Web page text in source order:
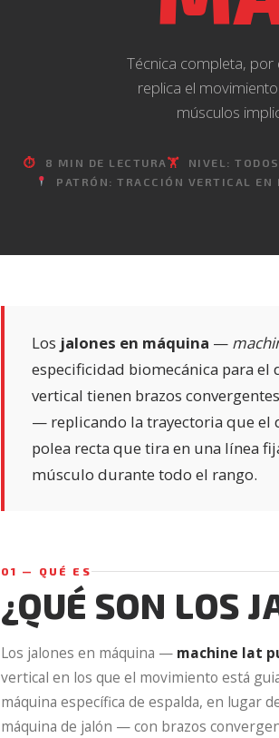
Técnica completa,
replica el
músculos
⏱ 8 MIN DE LECTURA🏋️ NIVEL: TODOS
PATRÓN: TRACCIÓN VERTICAL
Los jalones en máquina —
especificidad biomecánica para el
vertical tienen brazos
— replicando la trayectoria que el
polea recta que tira en una línea
músculo durante todo el rango.
01 — QUÉ ES
¿QUÉ SON LOS
Los jalones en máquina — machine lat
vertical en los que el movimiento está
máquina específica de espalda, en lugar
máquina de jalón — con brazos